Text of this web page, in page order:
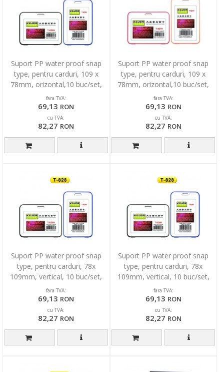
Suport PP water proof snap
type, pentru carduri, 109 x
78mm, orizontal,10 buc/set,
KEJEA -albastru
fara TVA:
69,13 RON
cu TVA:
82,27 RON
Suport PP water proof snap
type, pentru carduri, 109 x
78mm, orizontal,10 buc/set,
KEJEA -rosu
fara TVA:
69,13 RON
cu TVA:
82,27 RON
Suport PP water proof snap
type, pentru carduri, 78x
109mm, vertical, 10 buc/set,
KEJEA -negru
fara TVA:
69,13 RON
cu TVA:
82,27 RON
Suport PP water proof snap
type, pentru carduri, 78x
109mm, vertical, 10 buc/set,
KEJEA -albastru
fara TVA:
69,13 RON
cu TVA:
82,27 RON